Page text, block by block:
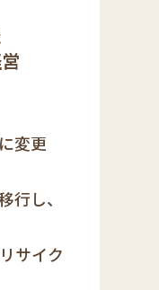
変更
行し、
サイク